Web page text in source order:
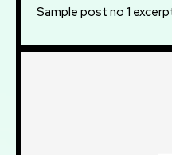
Sample post no 1